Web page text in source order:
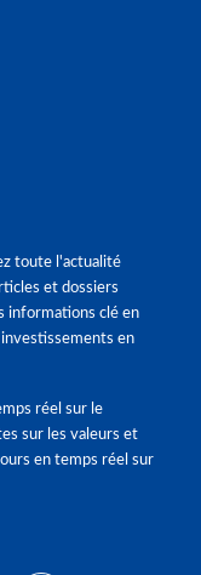
toute l'actualité
et dossiers
informations clé en
investissements en
réel sur le
sur les valeurs et
en temps réel sur